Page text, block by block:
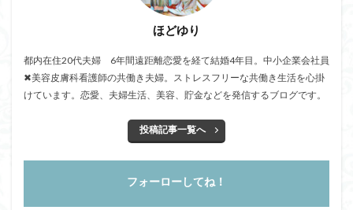
ほどゆり
都内在住20代夫婦 6年間遠距離恋愛を経て結婚4年目。中小企業会社員
✖美容皮膚科看護師の共働き夫婦。ストレスフリーな共働き生活を心掛
けています。恋愛、夫婦生活、美容、貯金などを発信するブログです。
投稿記事一覧へ
フォーローしてね！